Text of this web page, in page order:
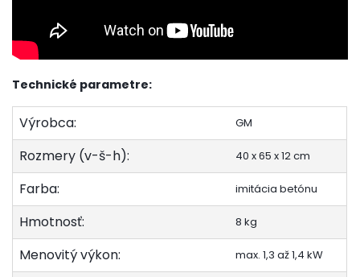
Technické parametre:
Výrobca: GM
Rozmery (v-š-h): 40 x 65 x 12 cm
Farba: imitácia betónu
Hmotnosť: 8 kg
Menovitý výkon: max. 1,3 až 1,4 kW